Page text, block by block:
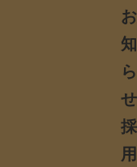
お
知
ら
せ
採
用